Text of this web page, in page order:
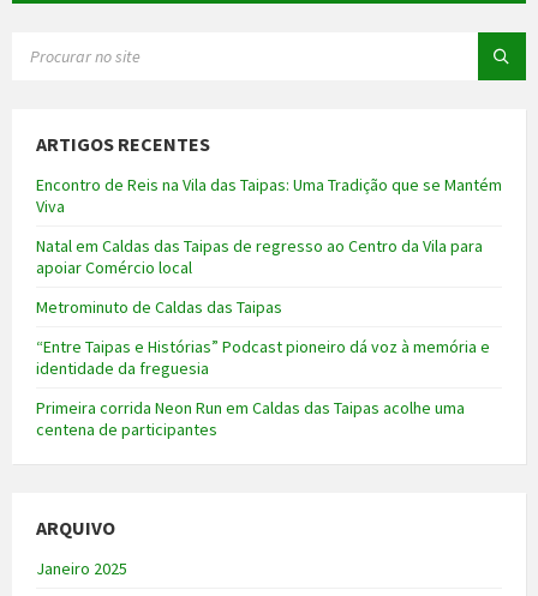
ARTIGOS RECENTES
Encontro de Reis na Vila das Taipas: Uma Tradição que se Mantém
Viva
Natal em Caldas das Taipas de regresso ao Centro da Vila para
apoiar Comércio local
Metrominuto de Caldas das Taipas
“Entre Taipas e Histórias” Podcast pioneiro dá voz à memória e
identidade da freguesia
Primeira corrida Neon Run em Caldas das Taipas acolhe uma
centena de participantes
ARQUIVO
Janeiro 2025